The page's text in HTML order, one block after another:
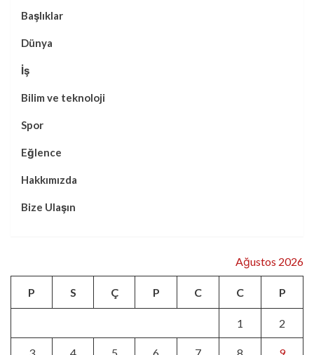
Başlıklar
Dünya
İş
Bilim ve teknoloji
Spor
Eğlence
Hakkımızda
Bize Ulaşın
Ağustos 2026
P S Ç P C C P
1 2
3 4 5 6 7 8 9